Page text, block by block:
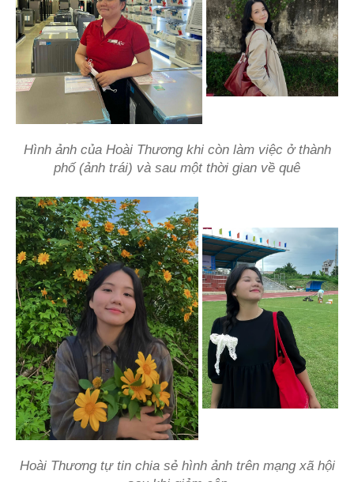
Hình ảnh của Hoài Thương khi còn làm việc ở thành
phố (ảnh trái) và sau một thời gian về quê
Hoài Thương tự tin chia sẻ hình ảnh trên mạng xã hội